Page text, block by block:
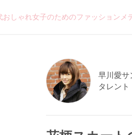
おしゃれ女子のためのファッション
早川愛サ
タレント